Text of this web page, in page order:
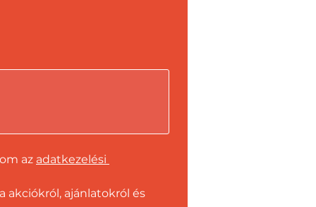
az adatkezelési
akciókról, ajánlatokról és